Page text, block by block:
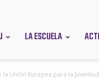
LA ESCUELA
Unión Europea para la Juventud